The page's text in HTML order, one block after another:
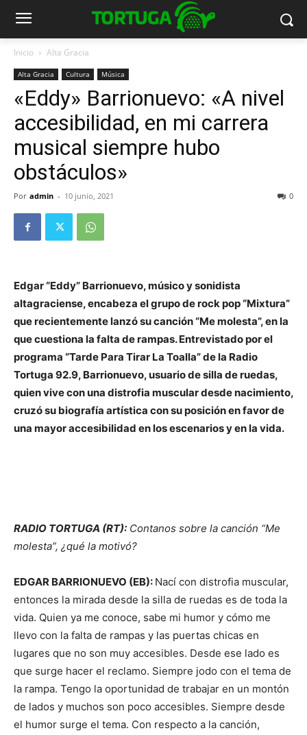
Inicio Alta Gracia
Alta Gracia Cultura Música
«Eddy» Barrionuevo: «A nivel
accesibilidad, en mi carrera
musical siempre hubo
obstáculos»
Por admin - 10 junio, 2021 0
Edgar “Eddy” Barrionuevo, músico y sonidista
altagraciense, encabeza el grupo de rock pop “Mixtura”
que recientemente lanzó su canción “Me molesta”, en la
que cuestiona la falta de rampas. Entrevistado por el
programa “Tarde Para Tirar La Toalla” de la Radio
Tortuga 92.9, Barrionuevo, usuario de silla de ruedas,
quien vive con una distrofia muscular desde nacimiento,
cruzó su biografía artística con su posición en favor de
una mayor accesibilidad en los escenarios y en la vida.
RADIO TORTUGA (RT): Contanos sobre la canción “Me
molesta”, ¿qué la motivó?
EDGAR BARRIONUEVO (EB): Nací con distrofia muscular,
entonces la mirada desde la silla de ruedas es de toda la
vida. Quien ya me conoce, sabe mi humor y cómo me
llevo con la falta de rampas y las puertas chicas en
lugares que no son muy accesibles. Desde ese lado es
que surge hacer el reclamo. Siempre jodo con el tema de
la rampa. Tengo la oportunidad de trabajar en un montón
de lados y muchos son poco accesibles. Siempre desde
el humor surge el tema. Con respecto a la canción,